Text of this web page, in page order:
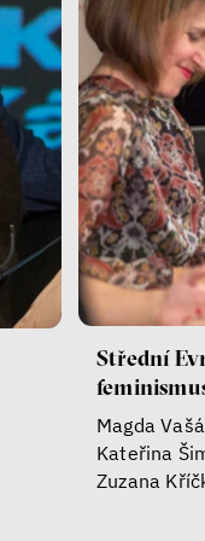
Střední
Magda
Kateřina
Zuzana